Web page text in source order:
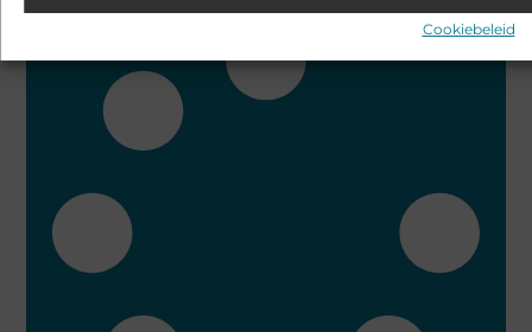
Cookiebeleid
Bekijk alle artikelen over dit onderwerp